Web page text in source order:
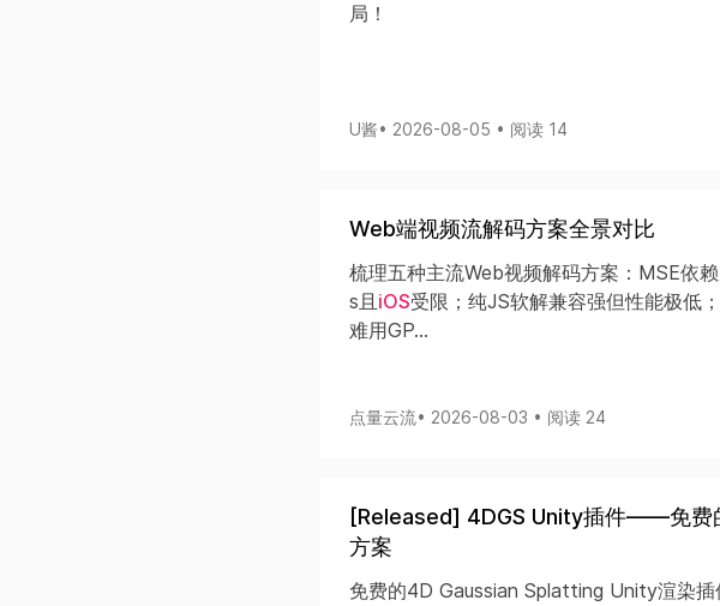
局！
U酱• 2026-08-05 • 阅读 14
Web端视频流解码方案全景对比
梳理五种主流Web视频解码方案：MSE依
s且 iOS受限；纯JS软解兼容强但性能极低
难用GP...
点量云流• 2026-08-03 • 阅读 24
[Released] 4DGS Unity插件——免费
方案
免费的4D Gaussian Splatting Unity渲染